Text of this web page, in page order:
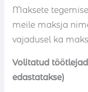
Maksete
meile maksja
vajadusel ka
Volitatud
edastatakse)